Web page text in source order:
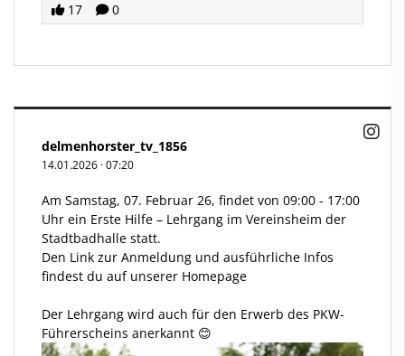
17 0
delmenhorster_tv_1856
14.01.2026 ·07:20
Am Samstag, 07. Februar 26, findet von 09:00 - 17:00
Uhr ein Erste Hilfe – Lehrgang im Vereinsheim der
Stadtbadhalle statt.
Den Link zur Anmeldung und ausführliche Infos
findest du auf unserer Homepage
Der Lehrgang wird auch für den Erwerb des PKW-
Führerscheins anerkannt 😊